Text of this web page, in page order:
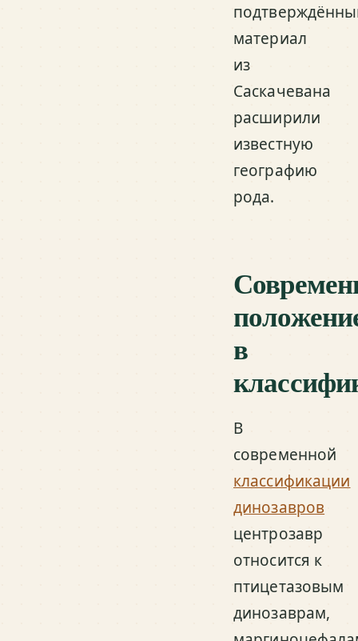
материал
из
Саскачевана
расширили
известную
географию
рода.
в
В
современной
классификации
динозавров
центрозавр
относится к
птицетазовым
динозаврам,